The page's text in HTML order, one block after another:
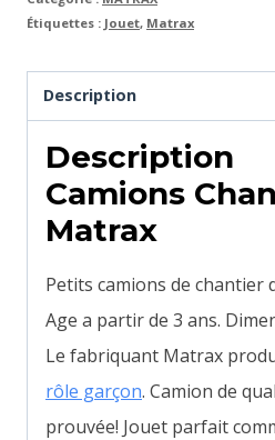
Étiquettes : Jouet, Matrax
Description
Description
Camions
Matrax
Petits camions de chantier
Age a partir de 3 ans.
Le fabriquant Matrax
rôle garçon. Camion de
prouvée! Jouet parfait